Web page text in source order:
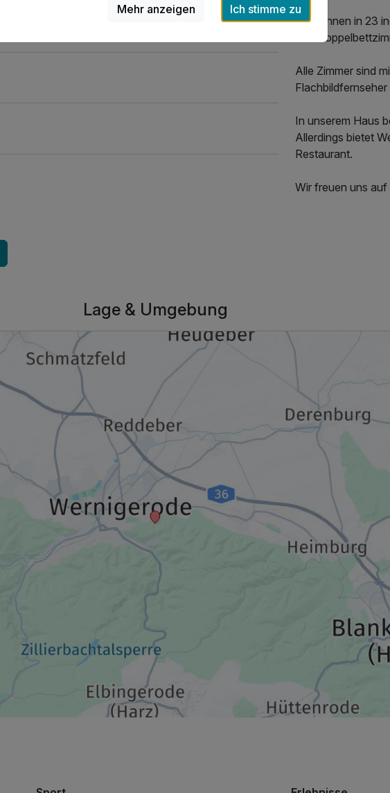
Sie können in 23
und
Alle Zimmer sind
In unserem Haus
Allerdings bietet
Restaurant.
Wir freuen uns
Lage & Umgebung
Mehr anzeigen Ich stimme zu